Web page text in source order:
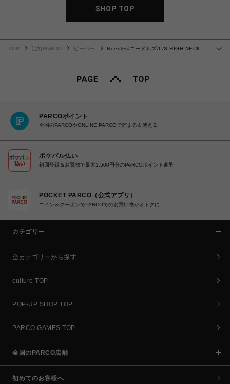
SHOP TOP
TOP 池袋PARCO ビーバー
Needles/ニードルズ/L/S HIGH NECK
PARCOポイント
全国のPARCOやONLINE PARCOで貯まる＆使える
ポケパル払い
初回登録＆お買物で最大1,500円分のPARCOポイント進呈
POCKET PARCO（公式アプリ）
コイン＆クーポンでPARCOでのお買い物がオトクに
カテゴリー
全カテゴリーから探す
culture TOP
POP-UP SHOP TOP
PARCO GAMES TOP
全国のPARCO店舗
初めてのお客様へ